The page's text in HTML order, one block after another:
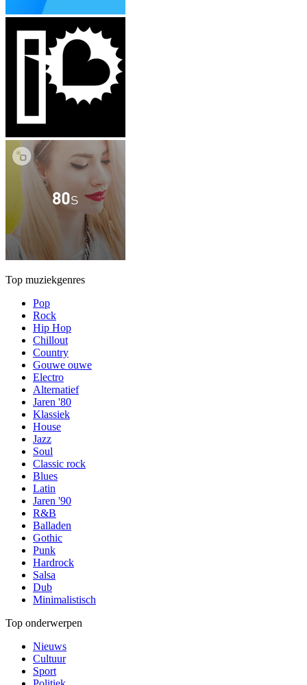
Top muziekgenres
Pop
Rock
Hip Hop
Chillout
Country
Gouwe ouwe
Electro
Alternatief
Jaren '80
Klassiek
House
Jazz
Soul
Classic rock
Blues
Latin
Jaren '90
R&B
Balladen
Gothic
Punk
Hardrock
Salsa
Dub
Minimalistisch
Top onderwerpen
Nieuws
Cultuur
Sport